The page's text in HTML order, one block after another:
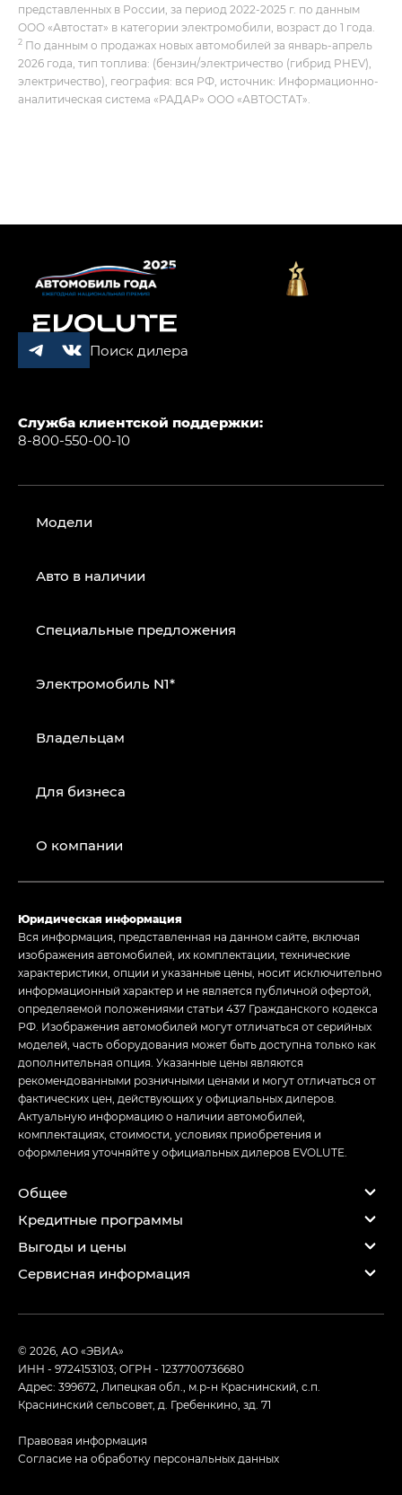
представленных в России, за период 2022-2025 г. по данным
ООО «Автостат» в категории электромобили, возраст до 1 года.
2 По данным о продажах новых автомобилей за январь-апрель
2026 года, тип топлива: (бензин/электричество (гибрид PHEV),
электричество), география: вся РФ, источник: Информационно-
аналитическая система «РАДАР» ООО «АВТОСТАТ».
Поиск дилера
Служба клиентской поддержки:
8-800-550-00-10
Модели
Авто в наличии
Специальные предложения
Электромобиль N1*
Владельцам
Для бизнеса
О компании
Юридическая информация
Вся информация, представленная на данном сайте, включая
изображения автомобилей, их комплектации, технические
характеристики, опции и указанные цены, носит исключительно
информационный характер и не является публичной офертой,
определяемой положениями статьи 437 Гражданского кодекса
РФ. Изображения автомобилей могут отличаться от серийных
моделей, часть оборудования может быть доступна только как
дополнительная опция. Указанные цены являются
рекомендованными розничными ценами и могут отличаться от
фактических цен, действующих у официальных дилеров.
Актуальную информацию о наличии автомобилей,
комплектациях, стоимости, условиях приобретения и
оформления уточняйте у официальных дилеров EVOLUTE.
Общее
Кредитные программы
Выгоды и цены
Сервисная информация
© 2026, АО «ЭВИА»
ИНН - 9724153103; ОГРН - 1237700736680
Адрес: 399672, Липецкая обл., м.р-н Краснинский, с.п.
Краснинский сельсовет, д. Гребенкино, зд. 71
Правовая информация
Согласие на обработку персональных данных